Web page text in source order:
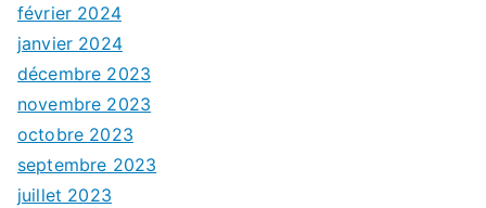
février 2024
janvier 2024
décembre 2023
novembre 2023
octobre 2023
septembre 2023
juillet 2023